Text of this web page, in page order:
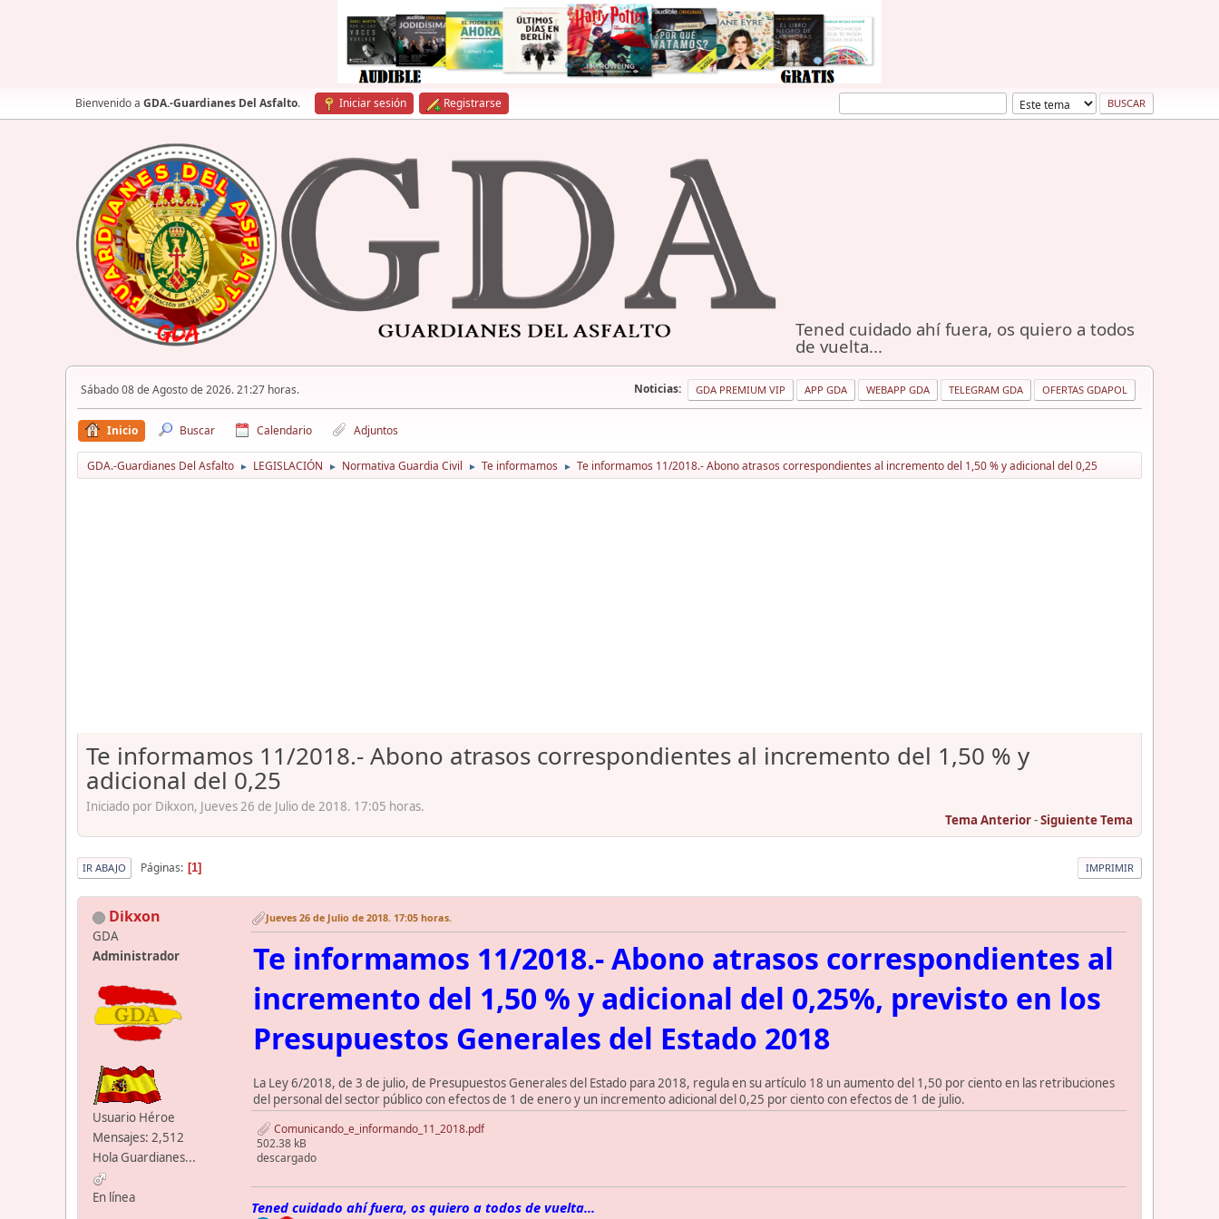
Bienvenido a GDA.-Guardianes Del Asfalto. Iniciar sesión Registrarse
Tened cuidado ahí fuera, os quiero a todos
de vuelta...
Sábado 08 de Agosto de 2026. 21:27 horas. Noticias: GDA PREMIUM VIP APP GDA WEBAPP GDA TELEGRAM GDA OFERTAS GDAPOL
Inicio Buscar Calendario Adjuntos
GDA.-Guardianes Del Asfalto ► LEGISLACIÓN ► Normativa Guardia Civil ► Te informamos ► Te informamos 11/2018.- Abono atrasos correspondientes al incremento del 1,50 % y adicional del 0,25
Te informamos 11/2018.- Abono atrasos correspondientes al incremento del 1,50 % y
adicional del 0,25
Iniciado por Dikxon, Jueves 26 de Julio de 2018. 17:05 horas.
Tema Anterior-Siguiente Tema
IMPRIMIR
IR ABAJO Páginas 1
Dikxon
GDA
Administrador
Usuario Héroe
Mensajes: 2,512
Hola Guardianes...
En línea
Jueves 26 de Julio de 2018. 17:05 horas.
Te informamos 11/2018.- Abono atrasos correspondientes al
incremento del 1,50 % y adicional del 0,25%, previsto en los
Presupuestos Generales del Estado 2018
La Ley 6/2018, de 3 de julio, de Presupuestos Generales del Estado para 2018, regula en su artículo 18 un aumento del 1,50 por ciento en las retribuciones
del personal del sector público con efectos de 1 de enero y un incremento adicional del 0,25 por ciento con efectos de 1 de julio.
Comunicando_e_informando_11_2018.pdf
502.38 kB
descargado
Tened cuidado ahí fuera, os quiero a todos de vuelta...